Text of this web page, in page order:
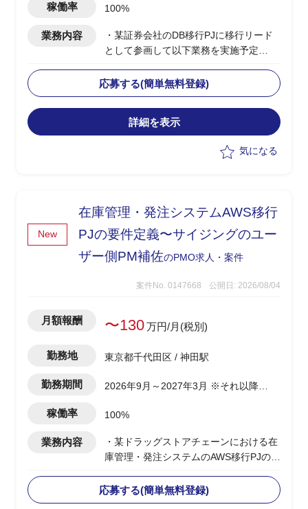
稼働率 100%
業務内容
・某証券会社のDB移行PJに移行リード
として参画して以下業務を実施予定
-移行方式検討/本番移行対策の立案
-移行ツール作成に関する計画策定/推進
-移行リハーサル～移行本番～移行後支
援までの全体推進
応募する(簡単無料登録)
詳細を表示
気になる
New
在庫管理・発注システムAWS移行
PJの要件定義〜サイジングのユー
ザー側PM補佐のPMO求人・案件
案件No. 0147668 公開日: 2026/08/04
月額報酬 〜130万円/月(税別)
勤務地 東京都千代田区 / 神田駅
勤務期間
2026年9月～2027年3月 ※それ以降も
稼働率 100%
業務内容
・某ドラッグストアチェーンにおける在
庫管理・発注システムのAWS移行PJのユ
・要件定義からサイジングまでの各関係
先調整、顧客合意形成をPMのもとでサ
応募する(簡単無料登録)